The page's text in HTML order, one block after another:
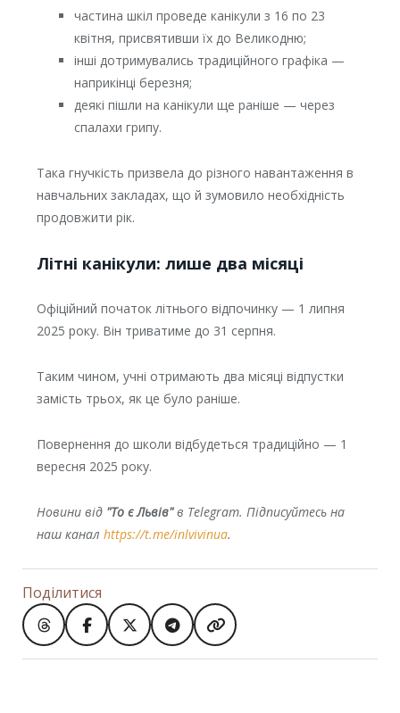
частина шкіл проведе канікули з 16 по 23
квітня, присвятивши їх до Великодню;
інші дотримувались традиційного графіка —
наприкінці березня;
деякі пішли на канікули ще раніше — через
спалахи грипу.
Така гнучкість призвела до різного навантаження в
навчальних закладах, що й зумовило необхідність
продовжити рік.
Літні канікули: лише два місяці
Офіційний початок літнього відпочинку — 1 липня
2025 року. Він триватиме до 31 серпня.
Таким чином, учні отримають два місяці відпустки
замість трьох, як це було раніше.
Повернення до школи відбудеться традиційно — 1
вересня 2025 року.
Новини від "То є Львів"в Telegram. Підписуйтесь на
наш канал https://t.me/inlvivinua.
Поділитися